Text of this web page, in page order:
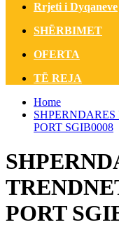
Rrjeti i Dyqaneve
SHËRBIMET
OFERTA
TË REJA
Home
PORT SGIB0008
PORT